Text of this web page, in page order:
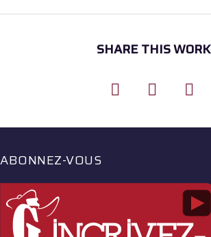
SHARE THIS WORK
ABONNEZ-VOUS